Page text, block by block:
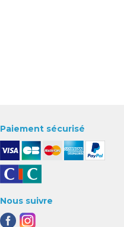
Paiement sécurisé
Nous suivre